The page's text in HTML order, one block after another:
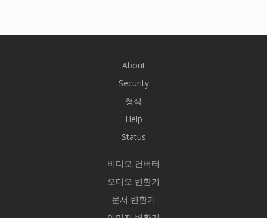
About
Security
형식
Help
Status
비디오 컨버터
오디오 변환기
문서 변환기